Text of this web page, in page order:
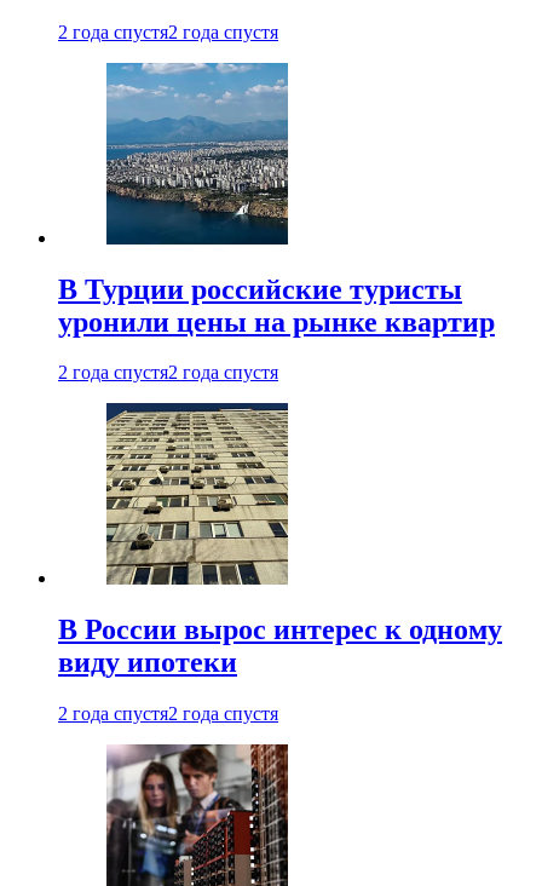
2 года спустя2 года спустя
В Турции российские туристы
уронили цены на рынке квартир
2 года спустя2 года спустя
В России вырос интерес к одному
виду ипотеки
2 года спустя2 года спустя